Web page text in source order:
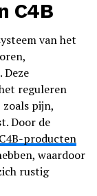
C4B
van het
reguleren
zoals pijn,
Door de
C4B-producten
waardoor
rustig